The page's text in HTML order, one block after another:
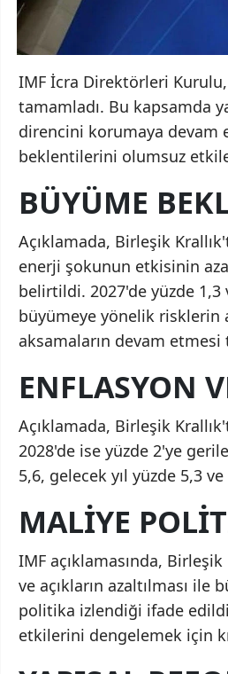
IMF İcra Direktörleri
tamamladı. Bu kapsamda
direncini korumaya devam
beklentilerini olumsuz
BÜYÜME
Açıklamada, Birleşik
enerji şokunun etkisinin
belirtildi. 2027'de yüzde 1,3
büyümeye yönelik risklerin
aksamaların devam
ENFLASYON
Açıklamada, Birleşik
2028'de ise yüzde 2'ye
5,6, gelecek yıl yüzde 5,3
MALIYE
IMF açıklamasında,
ve açıkların azaltılması
politika izlendiği ifade
etkilerini dengelemek için